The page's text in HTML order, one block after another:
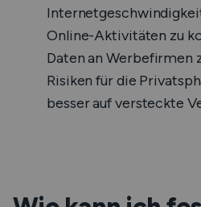
Online-Aktivitäten zu
Daten an Werbefirmen
Risiken für die
besser auf versteckte